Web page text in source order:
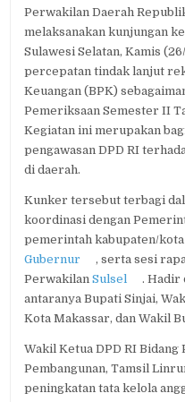
Perwakilan Daerah
melaksanakan kunjungan
Sulawesi Selatan, Kamis
percepatan tindak lanjut
Keuangan (BPK)
Pemeriksaan Semester II
Kegiatan ini merupakan
pengawasan DPD RI
di daerah.
Kunker tersebut terbagi
koordinasi dengan
pemerintah kabupaten/
Gubernur
, serta sesi
PerwakilanSulsel
. Hadir
antaranya Bupati Sinjai,
Kota Makassar, dan Wakil
Wakil Ketua DPD RI Bidang
Pembangunan, Tamsil
peningkatan tata kelola